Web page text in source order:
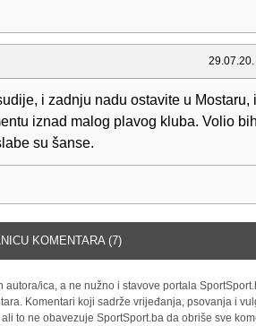
i zadnju nadu ostavite u Mostaru,
iznad malog plavog kluba. Volio
su šanse.
KOMENTARA (7)
ica, a ne nužno i stavove portala
Komentari koji sadrže vrijeđanja, psovanja i
to ne obavezuje SportSport.ba da obriše sve